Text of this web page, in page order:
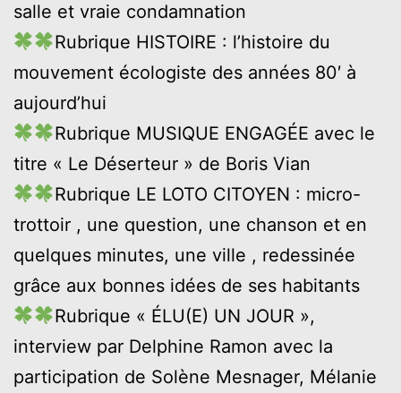
salle et vraie condamnation
Rubrique HISTOIRE : l’histoire du
mouvement écologiste des années 80′ à
aujourd’hui
Rubrique MUSIQUE ENGAGÉE avec le
titre « Le Déserteur » de Boris Vian
Rubrique LE LOTO CITOYEN : micro-
trottoir , une question, une chanson et en
quelques minutes, une ville , redessinée
grâce aux bonnes idées de ses habitants
Rubrique « ÉLU(E) UN JOUR »,
interview par Delphine Ramon avec la
participation de Solène Mesnager, Mélanie